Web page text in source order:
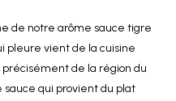
de notre arôme sauce tigre
pleure vient de la cuisine
de la région du
qui provient du plat